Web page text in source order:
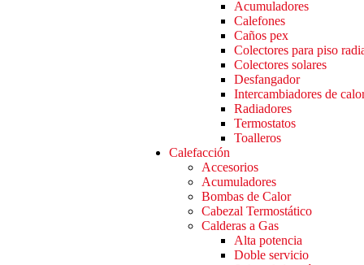
Acumuladores
Calefones
Caños pex
Colectores para piso
Colectores solares
Desfangador
Intercambiadores de
Radiadores
Termostatos
Toalleros
Calefacción
Accesorios
Acumuladores
Bombas de Calor
Cabezal Termostático
Calderas a Gas
Alta potencia
Doble servicio